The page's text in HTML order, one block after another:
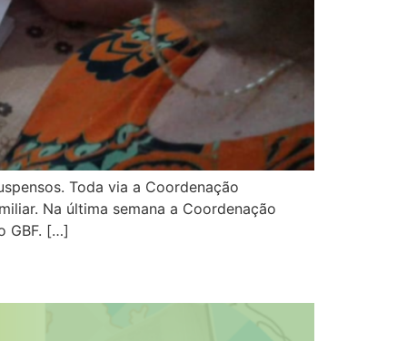
Toda via a Coordenação
Na última semana a Coordenação
GBF. […]